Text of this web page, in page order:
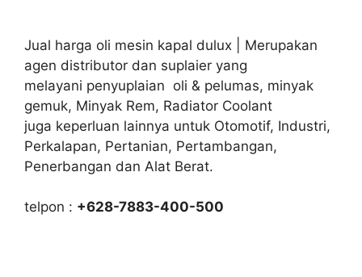
Jual harga oli mesin kapal dulux | Merupakan
agen distributor dan suplaier yang
melayani penyuplaian oli & pelumas, minyak
gemuk, Minyak Rem, Radiator Coolant
juga keperluan lainnya untuk Otomotif, Industri,
Perkalapan, Pertanian, Pertambangan,
Penerbangan dan Alat Berat.
telpon : +628-7883-400-500